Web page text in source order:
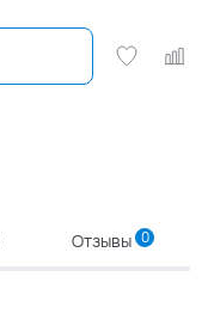
Отзывы 0